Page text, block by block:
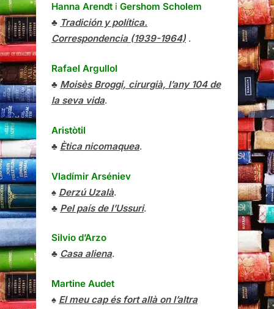
Hanna Arendt i Gershom Scholem
♣ Tradición y política.
Correspondencia (1939-1964) .
Rafael Argullol
♣ Moisès Broggi, cirurgià, l’any 104 de
la seva vida.
Aristòtil
♣ Ètica nicomaquea.
Vladímir Arséniev
♠ Derzú Uzalà.
♣ Pel país de l’Ussuri.
Silvio d’Arzo
♣ Casa aliena.
Martine Audet
♠ El meu cap és fort allà on l’altra